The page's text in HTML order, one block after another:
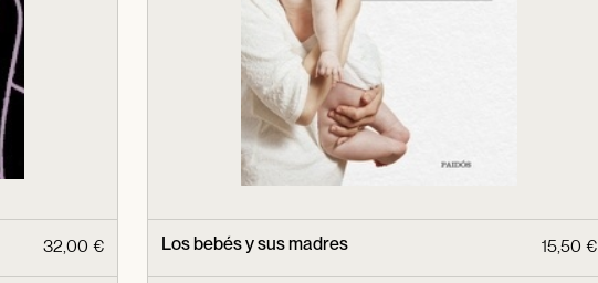
32,00 € Los bebés y sus madres 15,50 €